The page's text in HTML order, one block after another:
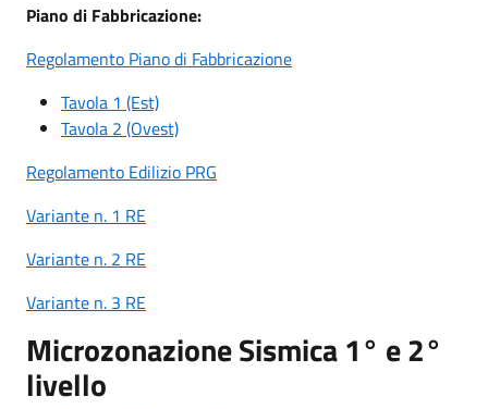
Piano di Fabbricazione:
Regolamento Piano di Fabbricazione
Tavola 1 (Est)
Tavola 2 (Ovest)
Regolamento Edilizio PRG
Variante n. 1 RE
Variante n. 2 RE
Variante n. 3 RE
Microzonazione Sismica 1° e 2°
livello